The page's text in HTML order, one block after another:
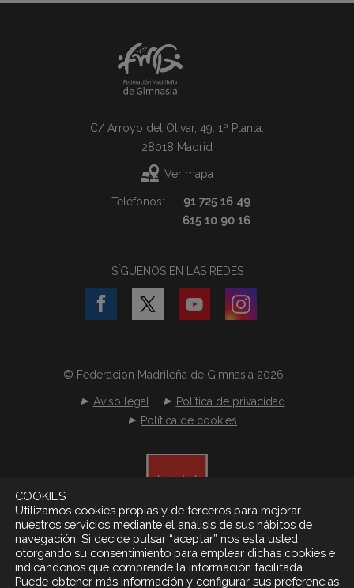
C/ Arroyo del Olivar, 49. 1ª Planta.
28018 Madrid
Ver mapa
Teléfonos:
91 725 16 49
615 10 90 16
SÍGUENOS EN LAS REDES
© Federacion Madrileña de Gimnasia 2026
Aviso legal
Política de privacidad
Política de cookies
COOKIES
Utilizamos cookies propias y de terceros para mejorar
nuestros servicios mediante el análisis de sus hábitos de
navegación. Si decide pulsar “aceptar” nos está usted
otorgando su consentimiento para emplear dichas cookies e
indicándonos que comprende la información facilitada.
Puede obtener más información y configurar sus preferencias